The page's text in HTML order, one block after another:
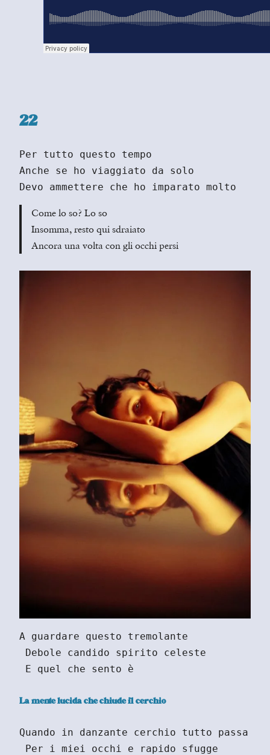
22
Per tutto questo tempo
Anche se ho viaggiato da solo
Devo ammettere che ho imparato molto
Come lo so? Lo so
Insomma, resto qui sdraiato
Ancora una volta con gli occhi persi
A guardare questo tremolante
Debole candido spirito celeste
E quel che sento è
La mente lucida che chiude il cerchio
Quando in danzante cerchio tutto passa
Per i miei occhi e rapido sfugge